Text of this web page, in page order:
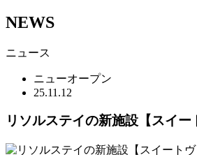
NEWS
ニュース
ニューオープン
25.11.12
リソルステイの新施設【スイー